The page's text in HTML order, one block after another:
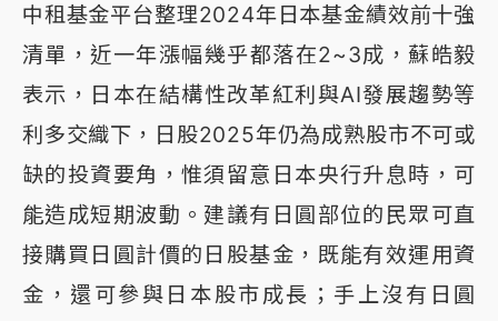
中租基金平台整理2024年日本基金績效前十強
清單，近一年漲幅幾乎都落在2~3成，蘇皓毅
表示，日本在結構性改革紅利與AI發展趨勢等
利多交織下，日股2025年仍為成熟股市不可或
缺的投資要角，惟須留意日本央行升息時，可
能造成短期波動。建議有日圓部位的民眾可直
接購買日圓計價的日股基金，既能有效運用資
金，還可參與日本股市成長；手上沒有日圓